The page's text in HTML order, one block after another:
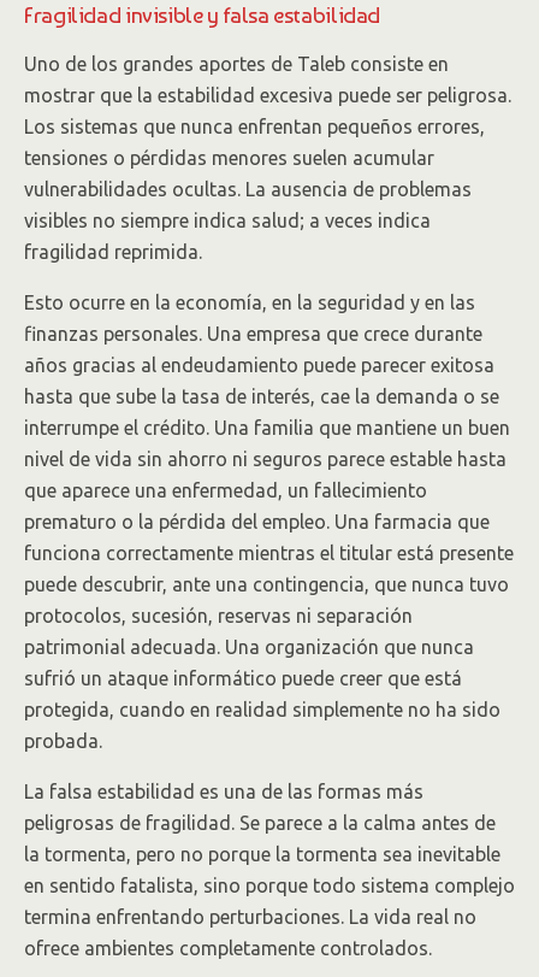
Fragilidad invisible y falsa estabilidad
Uno de los grandes aportes de Taleb consiste en
mostrar que la estabilidad excesiva puede ser peligrosa.
Los sistemas que nunca enfrentan pequeños errores,
tensiones o pérdidas menores suelen acumular
vulnerabilidades ocultas. La ausencia de problemas
visibles no siempre indica salud; a veces indica
fragilidad reprimida.
Esto ocurre en la economía, en la seguridad y en las
finanzas personales. Una empresa que crece durante
años gracias al endeudamiento puede parecer exitosa
hasta que sube la tasa de interés, cae la demanda o se
interrumpe el crédito. Una familia que mantiene un buen
nivel de vida sin ahorro ni seguros parece estable hasta
que aparece una enfermedad, un fallecimiento
prematuro o la pérdida del empleo. Una farmacia que
funciona correctamente mientras el titular está presente
puede descubrir, ante una contingencia, que nunca tuvo
protocolos, sucesión, reservas ni separación
patrimonial adecuada. Una organización que nunca
sufrió un ataque informático puede creer que está
protegida, cuando en realidad simplemente no ha sido
probada.
La falsa estabilidad es una de las formas más
peligrosas de fragilidad. Se parece a la calma antes de
la tormenta, pero no porque la tormenta sea inevitable
en sentido fatalista, sino porque todo sistema complejo
termina enfrentando perturbaciones. La vida real no
ofrece ambientes completamente controlados.